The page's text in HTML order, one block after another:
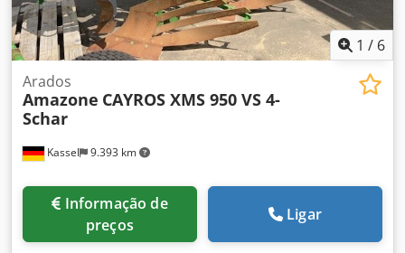
1 / 6
Kassel 9.393 km
Arados
Amazone CAYROS XMS 950 VS 4-
Schar
preços
Ligar